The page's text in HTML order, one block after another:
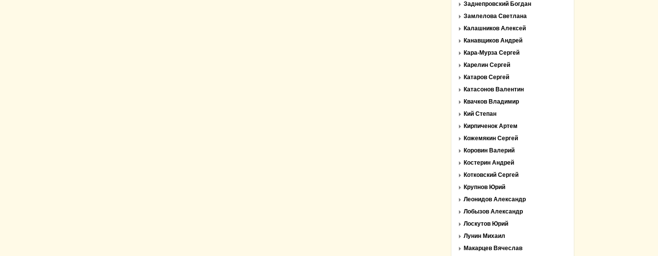
Заднепровский Богдан
Замлелова Светлана
Калашников Алексей
Канавщиков Андрей
Кара-Мурза Сергей
Карелин Сергей
Катаров Сергей
Катасонов Валентин
Квачков Владимир
Кий Степан
Кирпиченок Артем
Кожемякин Сергей
Коровин Валерий
Костерин Андрей
Котковский Сергей
Крупнов Юрий
Леонидов Александр
Лобызов Александр
Лоскутов Юрий
Лунин Михаил
Макарцев Вячеслав